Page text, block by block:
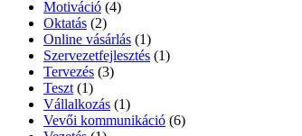
Motiváció (4)
Oktatás (2)
Online vásárlás (1)
Szervezetfejlesztés (1)
Tervezés (3)
Teszt (1)
Vállalkozás (1)
Vevői kommunikáció (6)